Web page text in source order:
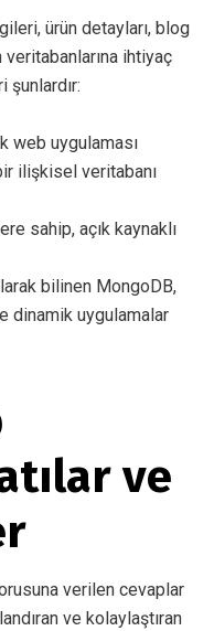
ürün detayları, blog
ihtiyaç
şunlardır:
web uygulaması
ilişkisel veritabanı
sahip, açık kaynaklı
bilinen MongoDB,
dinamik uygulamalar
ve
verilen cevaplar
ve kolaylaştıran